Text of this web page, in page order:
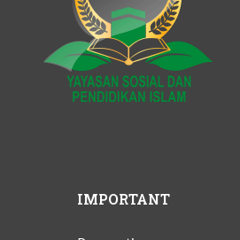
IMPORTANT